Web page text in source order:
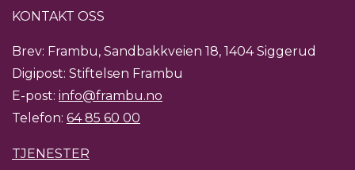
KONTAKT OSS
Brev: Frambu, Sandbakkveien 18, 1404 Siggerud
Digipost: Stiftelsen Frambu
E-post: info@frambu.no
Telefon: 64 85 60 00
TJENESTER